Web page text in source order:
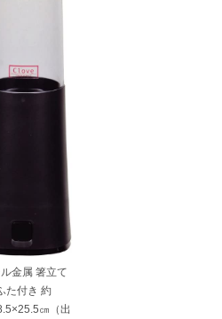
金属 箸立て
た付き 約
㎝（出